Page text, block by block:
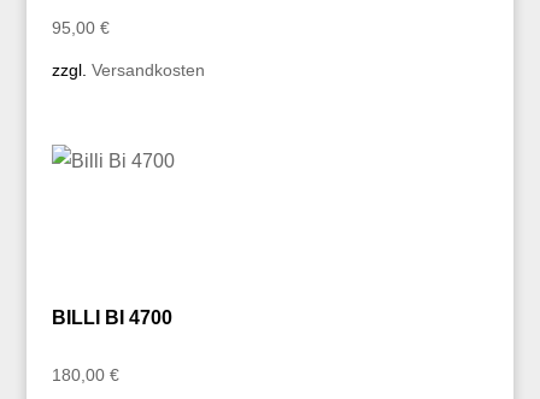
95,00 €
zzgl. Versandkosten
BILLI BI 4700
180,00 €